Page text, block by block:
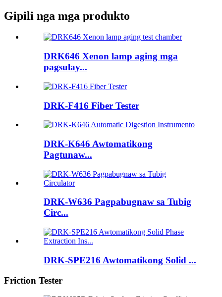
Gipili nga mga produkto
DRK646 Xenon lamp aging mga
pagsulay...
DRK-F416 Fiber Tester
DRK-K646 Awtomatikong
Pagtunaw...
DRK-W636 Pagpabugnaw sa Tubig
Circ...
DRK-SPE216 Awtomatikong Solid ...
Friction Tester